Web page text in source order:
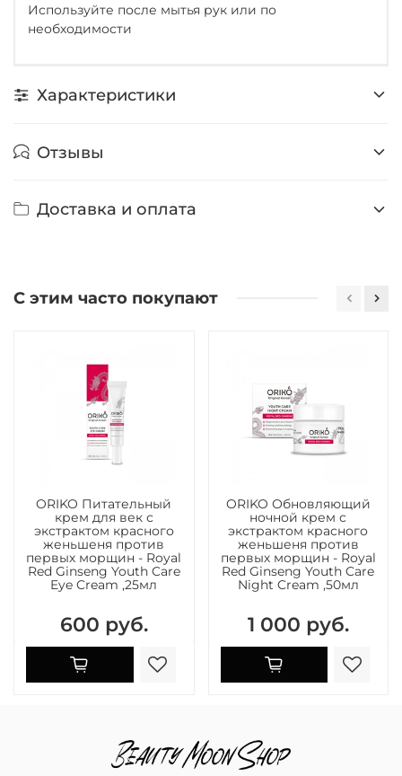
Используйте после мытья рук или по
необходимости
Характеристики
Отзывы
Доставка и оплата
С этим часто покупают
ORIKO Питательный
крем для век с
экстрактом красного
женьшеня против
первых морщин - Royal
Red Ginseng Youth Care
Eye Cream ,25мл
600 руб.
ORIKO Обновляющий
ночной крем с
экстрактом красного
женьшеня против
первых морщин - Royal
Red Ginseng Youth Care
Night Cream ,50мл
1 000 руб.